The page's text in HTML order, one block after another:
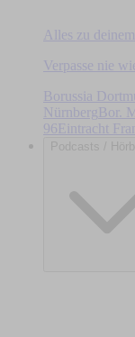
Alles zu deinem
Verpasse nie
Borussia
Nürnberg Bor.
96Eintracht
Podcasts /